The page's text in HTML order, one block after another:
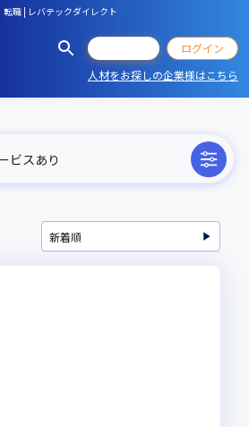
職 | レバテックダイレクト
ログイン
人材をお探しの企業様はこちら
ビスあり